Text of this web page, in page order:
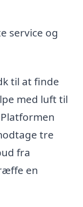
service og
til at finde
med luft til
tre
fra
en